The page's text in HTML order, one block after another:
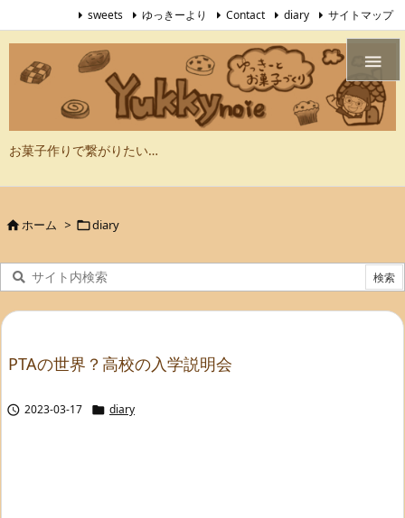
お菓子作りで繋がりたい…

sweets ゆっきーより Contact diary サイトマップ
ホーム > diary
PTAの世界？高校の入学説明会
 2023-03-17  diary